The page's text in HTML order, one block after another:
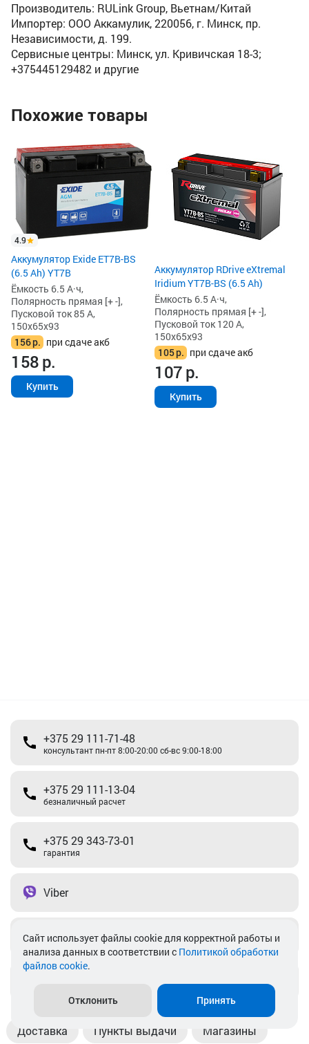
Производитель: RULink Group, Вьетнам/Китай
Импортер: ООО Аккамулик, 220056, г. Минск, пр.
Независимости, д. 199.
Сервисные центры: Минск, ул. Кривичская 18-3;
+375445129482 и другие
Похожие товары
4.9
Аккумулятор Exide ET7B-BS
(6.5 Ah) YT7B
Ёмкость 6.5 А·ч,
Полярность прямая [+ -],
Пусковой ток 85 А,
150x65x93
156р. при сдаче акб
158р.
Купить
Аккумулятор RDrive eXtremal
Iridium YT7B-BS (6.5 Ah)
Ёмкость 6.5 А·ч,
Полярность прямая [+ -],
Пусковой ток 120 А,
150x65x93
105р. при сдаче акб
107р.
Купить
+375 29 111-71-48
консультант пн-пт 8:00-20:00 сб-вс 9:00-18:00
+375 29 111-13-04
безналичный расчет
+375 29 343-73-01
гарантия
Viber
Telegram
Доставка Пункты выдачи Магазины
Cайт использует файлы cookie для корректной работы и
анализа данных в соответствии с Политикой обработки
файлов cookie.
Отклонить Принять